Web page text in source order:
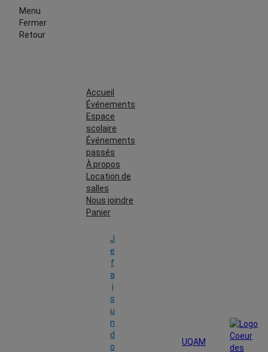
Menu
Fermer
Retour
Accueil
Événements
Espace
scolaire
Événements
passés
À propos
Location de
salles
Nous joindre
Panier
J
e
f
a
i
s
u
n
d
o
UQAM